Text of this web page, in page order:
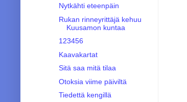
Nytkähti eteenpäin
Rukan rinneyrittäjä kehuu
Kuusamon kuntaa
123456
Kaavakartat
Sitä saa mitä tilaa
Otoksia viime päiviltä
Tiedettä kengillä